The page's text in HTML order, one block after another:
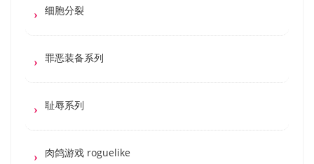
细胞分裂
罪恶装备系列
耻辱系列
肉鸽游戏 roguelike